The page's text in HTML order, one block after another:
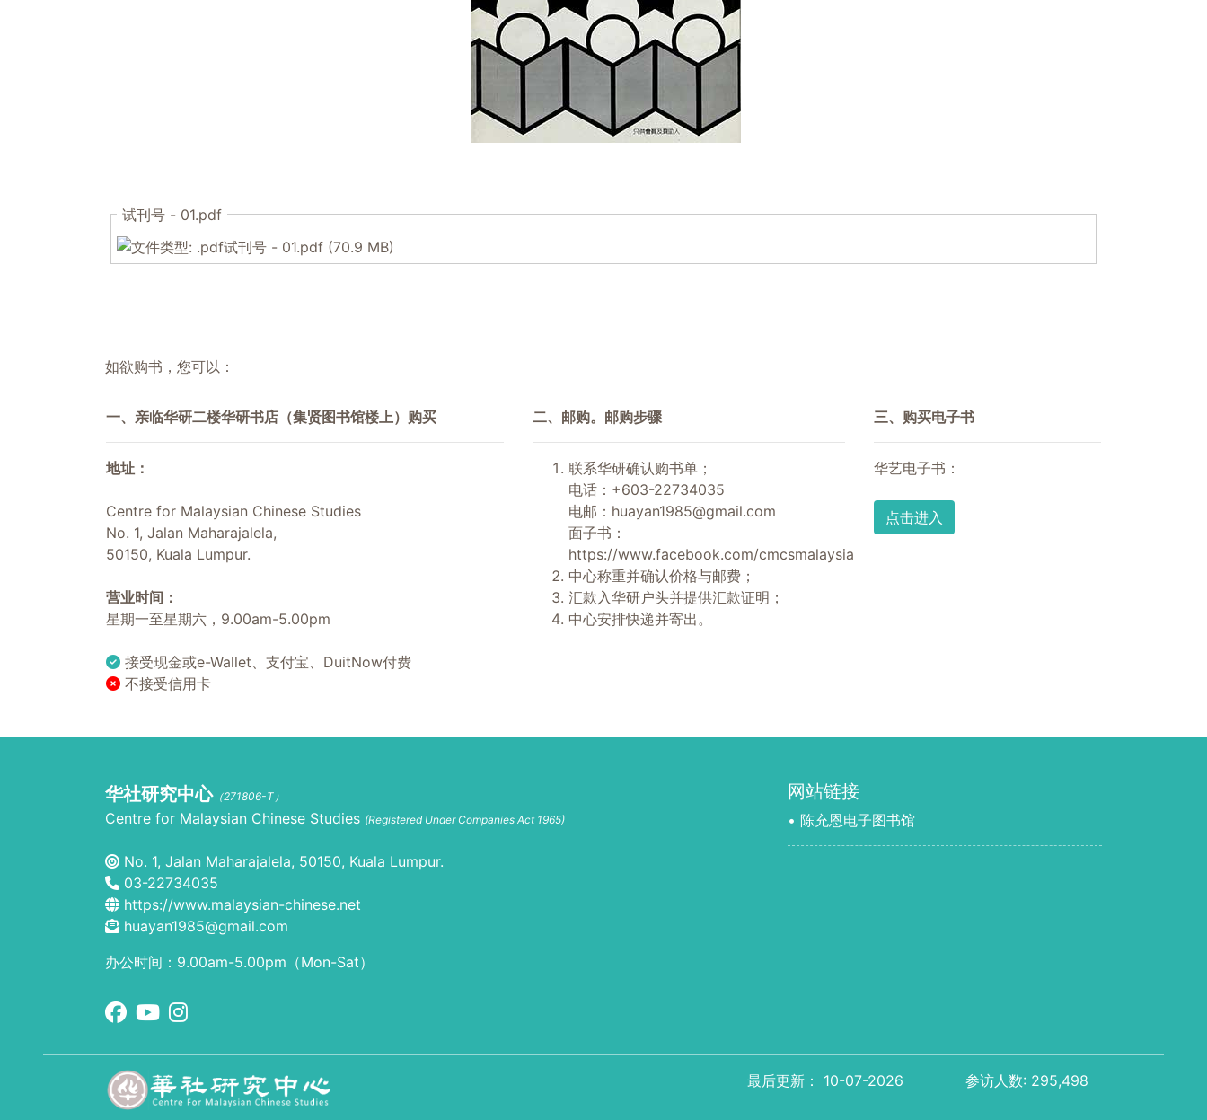
试刊号 - 01.pdf
试刊号 - 01.pdf (70.9 MB)
如欲购书，您可以：
一、亲临华研二楼华研书店（集贤图书馆楼上）购买
地址：
Centre for Malaysian Chinese Studies
No. 1, Jalan Maharajalela,
50150, Kuala Lumpur.
营业时间：
星期一至星期六，9.00am-5.00pm
接受现金或e-Wallet、支付宝、DuitNow付费
不接受信用卡
二、邮购。邮购步骤
联系华研确认购书单；
电话：+603-22734035
电邮： huayan1985@gmail.com
面子书：
https://www.facebook.com/cmcsmalaysia
中心称重并确认价格与邮费；
汇款入华研户头并提供汇款证明；
中心安排快递并寄出。
三、购买电子书
华艺电子书：
点击进入
华社研究中心（271806-T）
Centre for Malaysian Chinese Studies (Registered Under Companies Act 1965)
No. 1, Jalan Maharajalela, 50150, Kuala Lumpur.
03-22734035
https://www.malaysian-chinese.net
huayan1985@gmail.com
办公时间：9.00am-5.00pm（Mon-Sat）
网站链接
• 陈充恩电子图书馆
最后更新： 10-07-2026 参访人数: 295,498